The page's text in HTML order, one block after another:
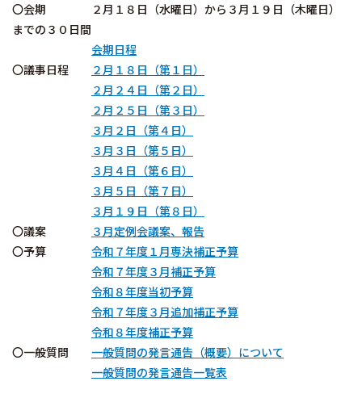
〇会期 ２月１８日（水曜日）から３月１９日（木曜日）
までの３０日間
会期日程
〇議事日程
２月１８日（第１日）
２月２４日（第２日）
２月２５日（第３日）
３月２日（第４日）
３月３日（第５日）
３月４日（第６日）
３月５日（第７日）
３月１９日（第８日）
〇議案
３月定例会議案、報告
〇予算 令和７年度１月専決補正予算
令和７年度３月補正予算
令和８年度当初予算
令和７年度３月追加補正予算
令和８年度補正予算
〇一般質問 一般質問の発言通告（概要）について
一般質問の発言通告一覧表